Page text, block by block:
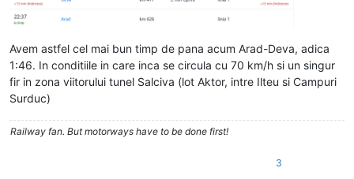
Avem astfel cel mai bun timp de pana acum Arad-Deva, adica
1:46. In conditiile in care inca se circula cu 70 km/h si un singur
fir in zona viitorului tunel Salciva (lot Aktor, intre Ilteu si Campuri
Surduc)
Railway fan. But motorways have to be done first!
3